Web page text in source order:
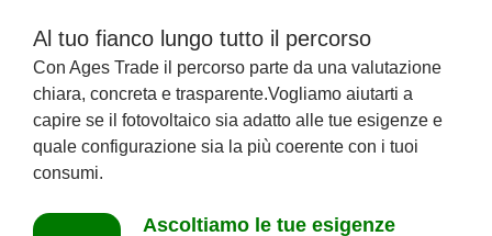
Al tuo fianco lungo tutto il percorso
Con Ages Trade il percorso parte da una valutazione
chiara, concreta e trasparente.Vogliamo aiutarti a
capire se il fotovoltaico sia adatto alle tue esigenze e
quale configurazione sia la più coerente con i tuoi
consumi.
Ascoltiamo le tue esigenze